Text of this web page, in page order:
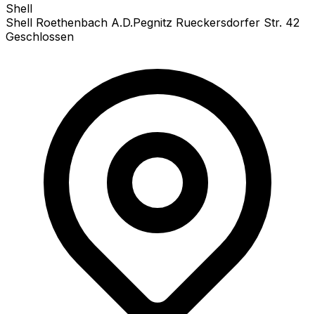
Shell
Shell Roethenbach A.D.Pegnitz Rueckersdorfer Str. 42
Geschlossen